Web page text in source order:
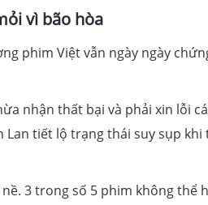
vì bão hòa
phim Việt vẫn ngày ngày
nhận thất bại và phải xin lỗi
tiết lộ trạng thái suy sụp
3 trong số 5 phim không thể